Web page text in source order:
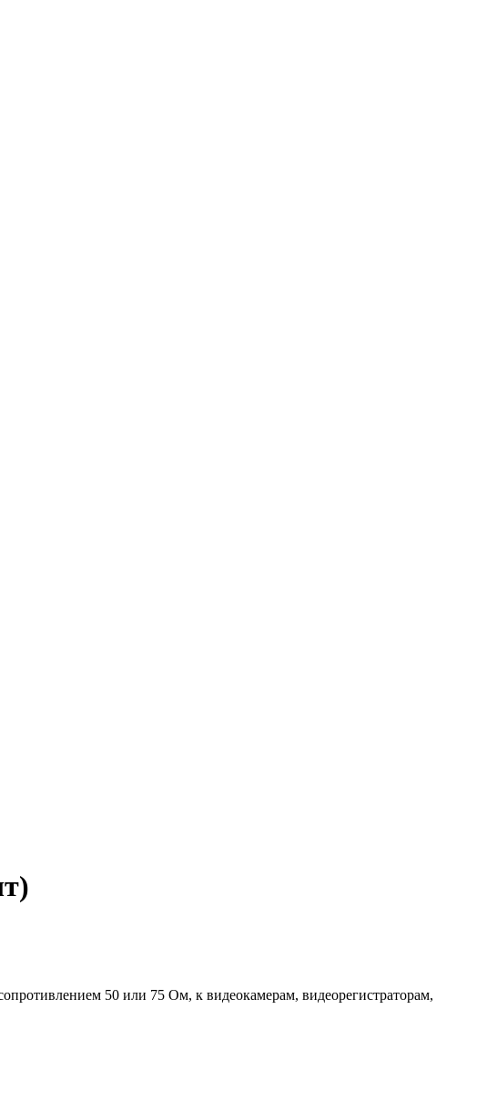
50 или 75 Ом, к видеокамерам, видеорегистраторам,